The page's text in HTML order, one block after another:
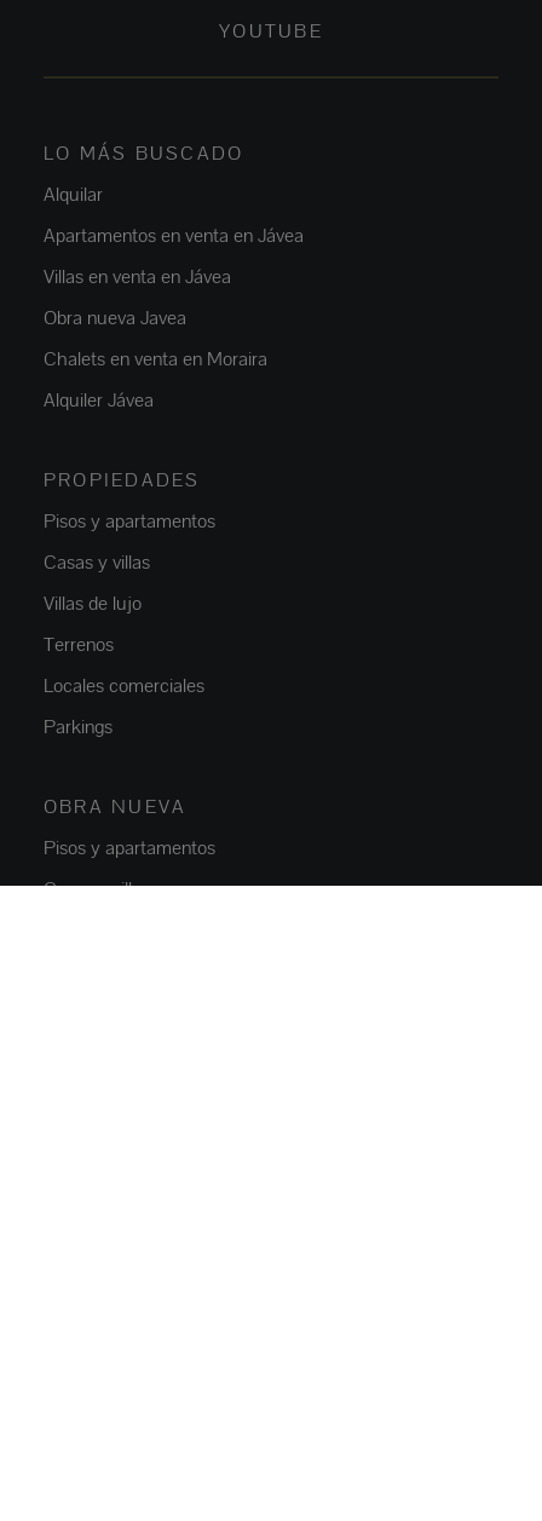
YOUTUBE
LO MÁS BUSCADO
Alquilar
Apartamentos en venta en Jávea
Villas en venta en Jávea
Obra nueva Javea
Chalets en venta en Moraira
Alquiler Jávea
PROPIEDADES
Pisos y apartamentos
Casas y villas
Villas de lujo
Terrenos
Locales comerciales
Parkings
OBRA NUEVA
Pisos y apartamentos
Casas y villas